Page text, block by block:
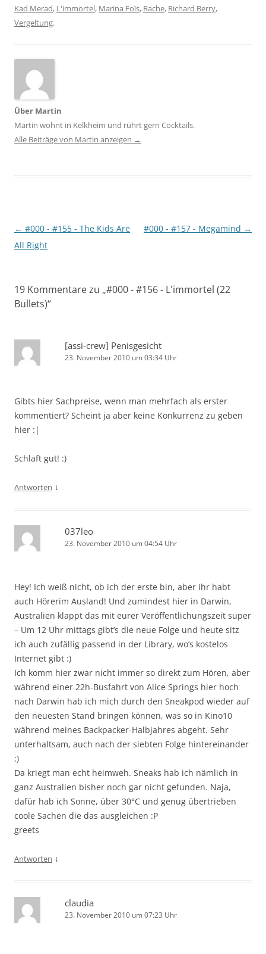
Kad Merad, L'immortel, Marina Foïs, Rache, Richard Berry,
Vergeltung.
Über Martin
Martin wohnt in Kelkheim und rührt gern Cocktails.
Alle Beiträge von Martin anzeigen →
Beitragsnavigation
← #000 - #155 - The Kids Are
All Right
#000 - #157 - Megamind →
19 Kommentare zu „#000 - #156 - L'immortel (22
Bullets)“
[assi-crew] Penisgesicht
23. November 2010 um 03:34 Uhr
Gibts hier Sachpreise, wenn man mehrfach als erster
kommentiert? Scheint ja aber keine Konkurrenz zu geben
hier :|
Schlaft gut! :)
Antworten ↓
037leo
23. November 2010 um 04:54 Uhr
Hey! Ich weiß nicht, ob ich der erste bin, aber ihr habt
auch Hörerim Ausland! Und zumindest hier in Darwin,
Australien klappt das mit eurer Veröffentlichungszeit super
– Um 12 Uhr mittags gibt’s die neue Folge und heute sitz
ich auch zufällig passend in der Library, wo’s kostelos
Internet gibt :)
Ich komm hier zwar nicht immer so direkt zum Hören, aber
während einer 22h-Busfahrt von Alice Springs hier hoch
nach Darwin hab ich mich durch den Sneakpod wieder auf
den neuesten Stand bringen können, was so in Kino10
während meines Backpacker-Halbjahres abgeht. Sehr
unterhaltsam, auch nach der siebten Folge hintereinander
;)
Da kriegt man echt heimweh. Sneaks hab ich nämlich in
ganz Australien bisher noch gar nicht gefunden. Naja,
dafür hab ich Sonne, über 30°C und genug übertrieben
coole Sachen die das ausgleichen :P
greets
Antworten ↓
claudia
23. November 2010 um 07:23 Uhr